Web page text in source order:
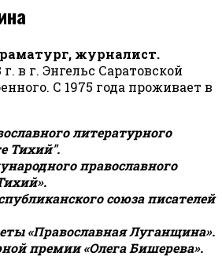
журналист.
г. в г. Энгельс Саратовской
С 1975 года проживает в
литературного
Тихий".
православного
союза писателей
«Православная Луганщина».
премии «Олега Бишерева».